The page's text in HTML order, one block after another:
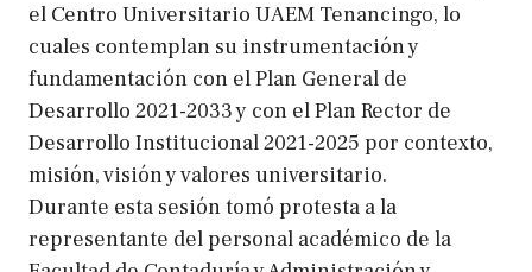
el Centro Universitario UAEM Tenancingo, lo
cuales contemplan su instrumentación y
fundamentación con el Plan General de
Desarrollo 2021-2033 y con el Plan Rector de
Desarrollo Institucional 2021-2025 por contexto,
misión, visión y valores universitario.
Durante esta sesión tomó protesta a la
representante del personal académico de la